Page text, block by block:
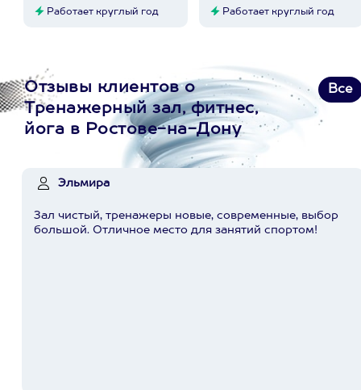
Работает круглый год Работает круглый год
Отзывы клиентов о
Тренажерный зал, фитнес,
йога в Ростове-на-Дону
Все
Эльмира
Зал чистый, тренажеры новые, современные, выбор
большой. Отличное место для занятий спортом!